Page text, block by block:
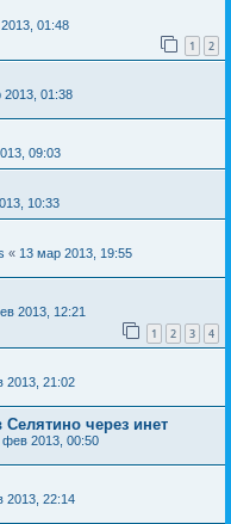
01:48
1 2
2013, 01:38
09:03
10:33
« 13 мар 2013, 19:55
2013, 12:21
1 2 3 4
2013, 21:02
через инет
фев 2013, 00:50
2013, 22:14